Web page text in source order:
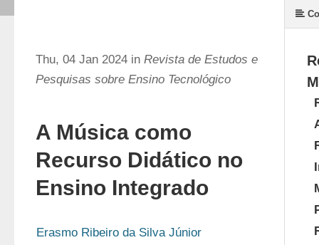
Thu, 04 Jan 2024 in Revista de Estudos e
Pesquisas sobre Ensino Tecnológico
A Música como
Recurso Didático no
Ensino Integrado
Erasmo Ribeiro da Silva Júnior